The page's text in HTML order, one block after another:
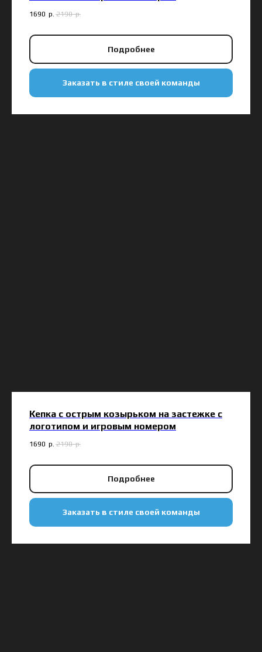
1690 р. 2190 р.
Подробнее
Заказать в стиле своей команды
Кепка с острым козырьком на застежке с
логотипом и игровым номером
1690 р. 2190 р.
Подробнее
Заказать в стиле своей команды